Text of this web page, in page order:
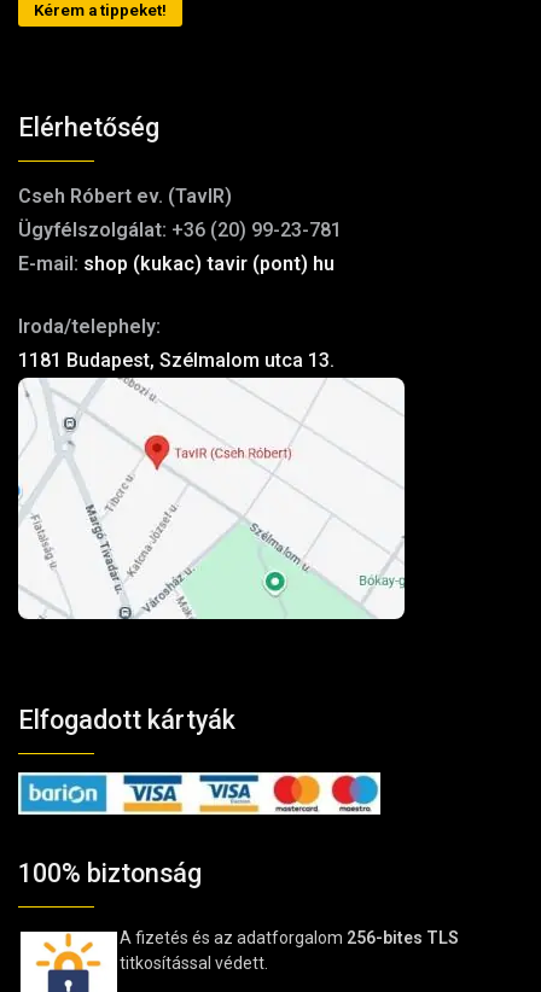
Kérem a tippeket!
Elérhetőség
Cseh Róbert ev. (TavIR)
Ügyfélszolgálat: +36 (20) 99-23-781
E-mail: shop (kukac) tavir (pont) hu
Iroda/telephely:
1181 Budapest, Szélmalom utca 13.
Elfogadott kártyák
100% biztonság
A fizetés és az adatforgalom 256-bites TLS
titkosítással védett.